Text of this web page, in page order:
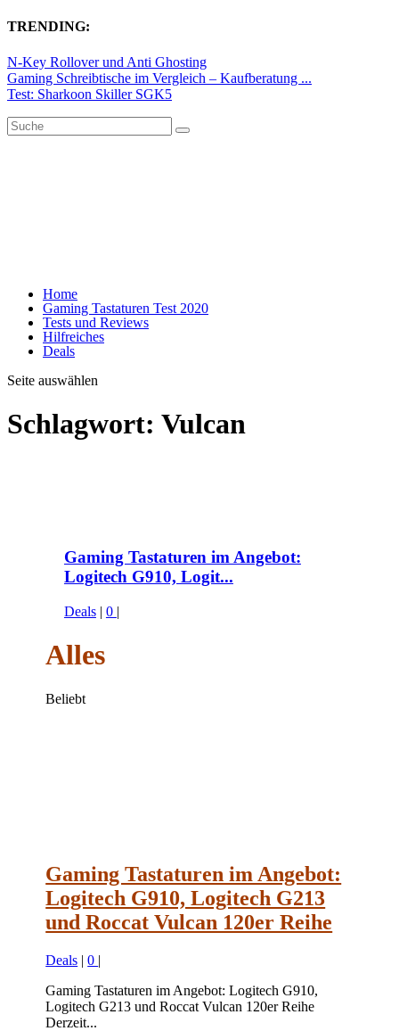
TRENDING:
N-Key Rollover und Anti Ghosting
Gaming Schreibtische im Vergleich – Kaufberatung ...
Test: Sharkoon Skiller SGK5
Home
Gaming Tastaturen Test 2020
Tests und Reviews
Hilfreiches
Deals
Seite auswählen
Schlagwort: Vulcan
Gaming Tastaturen im Angebot:
Logitech G910, Logit...
Deals| 0 |
Alles
Beliebt
Gaming Tastaturen im Angebot:
Logitech G910, Logitech G213
und Roccat Vulcan 120er Reihe
Deals |0 |
Gaming Tastaturen im Angebot: Logitech G910,
Logitech G213 und Roccat Vulcan 120er Reihe
Derzeit...